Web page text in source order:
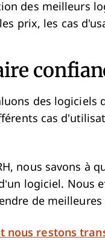
des meilleurs
prix, les cas
des logiciels
cas
nous savons à
logiciel. Nous
de
nous restons